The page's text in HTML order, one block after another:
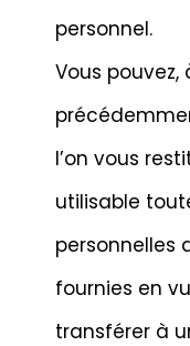
personnel.
Vous
l’on vous
utilisable
personnelles
fournies en
transférer à